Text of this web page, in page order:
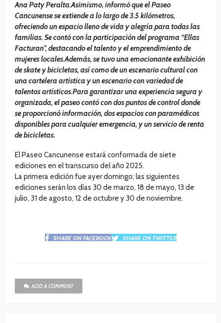
Ana Paty Peralta.Asimismo, informó que el Paseo
Cancunense se extiende a lo largo de 3.5 kilómetros,
ofreciendo un espacio lleno de vida y alegría para todas las
familias. Se contó con la participación del programa “Ellas
Facturan”, destacando el talento y el emprendimiento de
mujeres locales.Además, se tuvo una emocionante exhibición
de skate y bicicletas, así como de un escenario cultural con
una cartelera artística y un escenario con variedad de
talentos artísticos.Para garantizar una experiencia segura y
organizada, el paseo contó con dos puntos de control donde
se proporcionó información, dos espacios con paramédicos
disponibles para cualquier emergencia, y un servicio de renta
de bicicletas.
El Paseo Cancunense estará conformada de siete
ediciones en el transcurso del año 2025.
La primera edición fue ayer domingo; las siguientes
ediciones serán los días 30 de marzo, 18 de mayo, 13 de
julio, 31 de agosto, 12 de octubre y 30 de noviembre.
SHARE ON FACEBOOK SHARE ON TWITTER
ADD A COMMENT